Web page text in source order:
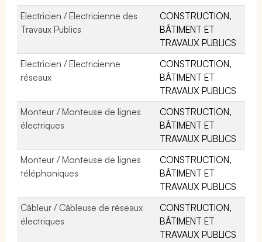
Electricien / Electricienne des
Travaux Publics
CONSTRUCTION,
BÂTIMENT ET
TRAVAUX PUBLICS
Electricien / Electricienne
réseaux
CONSTRUCTION,
BÂTIMENT ET
TRAVAUX PUBLICS
Monteur / Monteuse de lignes
électriques
CONSTRUCTION,
BÂTIMENT ET
TRAVAUX PUBLICS
Monteur / Monteuse de lignes
téléphoniques
CONSTRUCTION,
BÂTIMENT ET
TRAVAUX PUBLICS
Câbleur / Câbleuse de réseaux
électriques
CONSTRUCTION,
BÂTIMENT ET
TRAVAUX PUBLICS